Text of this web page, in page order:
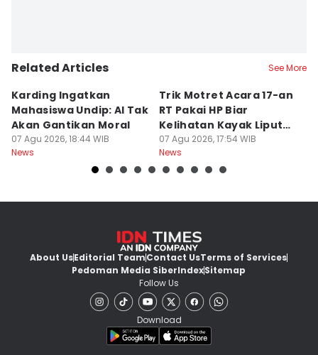
Related Articles See More
Karding Ingatkan
Mahasiswa Undip: AI Tak
Akan Gantikan Moral
07 Agu 2026, 18:44 WIB
News
Trik Motret Acara 17-an
RT Pakai HP Biar
Kelihatan Kayak Liputan
Festival Nasional
07 Agu 2026, 17:54 WIB
News
About UsEditorial TeamContact UsTerms of Services
Pedoman Media SiberIndexSitemap
Follow Us
Download